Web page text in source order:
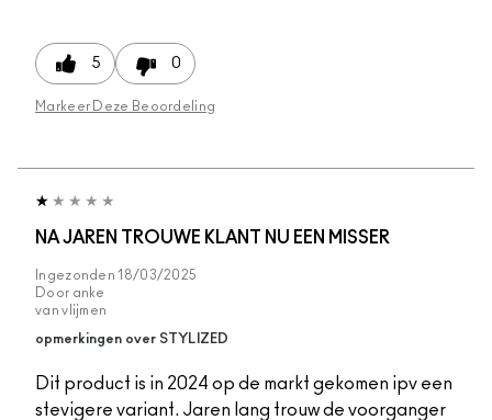
5 0
Markeer Deze Beoordeling
NA JAREN TROUWE KLANT NU EEN MISSER
Ingezonden18/03/2025
Door anke
van vlijmen
opmerkingen over STYLIZED
Dit product is in 2024 op de markt gekomen ipv een
stevigere variant. Jaren lang trouw de voorganger